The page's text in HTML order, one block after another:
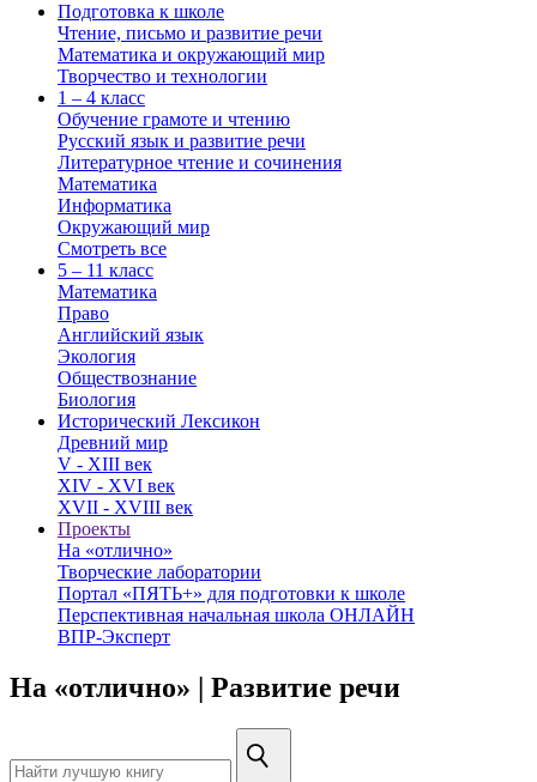
Подготовка к школе
Чтение, письмо и развитие речи
Математика и окружающий мир
Творчество и технологии
1 – 4 класс
Обучение грамоте и чтению
Русский язык и развитие речи
Литературное чтение и сочинения
Математика
Информатика
Окружающий мир
Смотреть все
5 – 11 класс
Математика
Право
Английский язык
Экология
Обществознание
Биология
Исторический Лексикон
Древний мир
V - XIII век
XIV - XVI век
XVII - XVIII век
Проекты
На «отлично»
Творческие лаборатории
Портал «ПЯТЬ+» для подготовки к школе
Перспективная начальная школа ОНЛАЙН
ВПР-Эксперт
На «отлично» | Развитие речи